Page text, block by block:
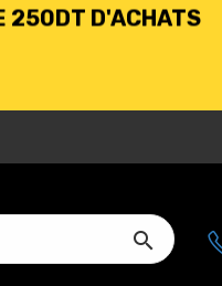
250DT D'ACHATS
